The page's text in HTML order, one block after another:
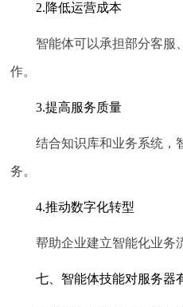
2.降低运营成本
智能体可以承担部分客服
作。
3.提高服务质量
结合知识库和业务系统，
务。
4.推动数字化转型
帮助企业建立智能化业务
七、智能体技能对服务器